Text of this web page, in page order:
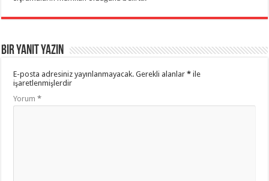
Bir yanıt yazın
E-posta adresiniz yayınlanmayacak. Gerekli alanlar* ile
işaretlenmişlerdir
Yorum*